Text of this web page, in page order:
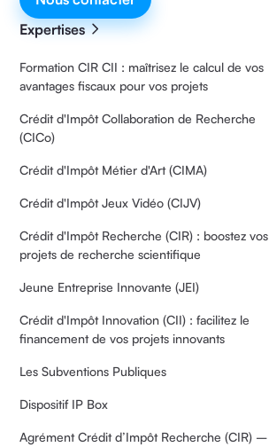
Expertises
Formation CIR CII : maîtrisez le calcul de vos
avantages fiscaux pour vos projets
Crédit d'Impôt Collaboration de Recherche
(CICo)
Crédit d'Impôt Métier d'Art (CIMA)
Crédit d'Impôt Jeux Vidéo (CIJV)
Crédit d'Impôt Recherche (CIR) : boostez vos
projets de recherche scientifique
Jeune Entreprise Innovante (JEI)
Crédit d'Impôt Innovation (CII) : facilitez le
financement de vos projets innovants
Les Subventions Publiques
Dispositif IP Box
Agrément Crédit d’Impôt Recherche (CIR) –